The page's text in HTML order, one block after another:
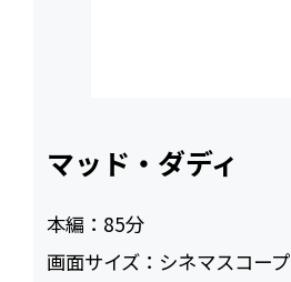
マッド・ダディ
本編： 85
画面サイズ： シネマスコープ